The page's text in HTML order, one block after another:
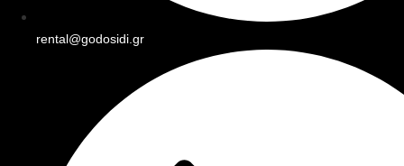
rental@godosidi.gr